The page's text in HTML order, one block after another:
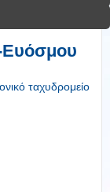
Ευόσμου
ταχυδρομείο